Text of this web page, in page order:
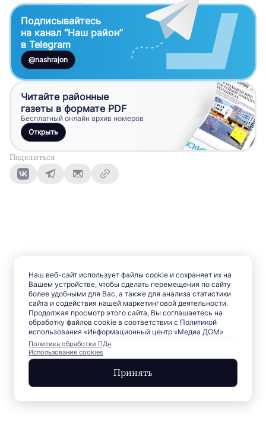
Наш веб-сайт использует файлы cookie и сохраняет их на
Вашем устройстве, чтобы сделать перемещения по сайту
более удобными для Вас, а также для анализа статистики
сайта и содействия нашей маркетинговой деятельности.
Продолжая просмотр этого сайта, Вы соглашаетесь на
обработку файлов cookie в соответствии с Политикой
использования «Информационный центр «Медиа ДОМ»
Политика обработки ПДн
Использование cookies
Принять
Подписывайтесь
на канал “Наш район”
в Telegram
@nashrajon
Читайте районные
газеты в формате PDF
Бесплатный онлайн архив номеров
Открыть
Поделиться